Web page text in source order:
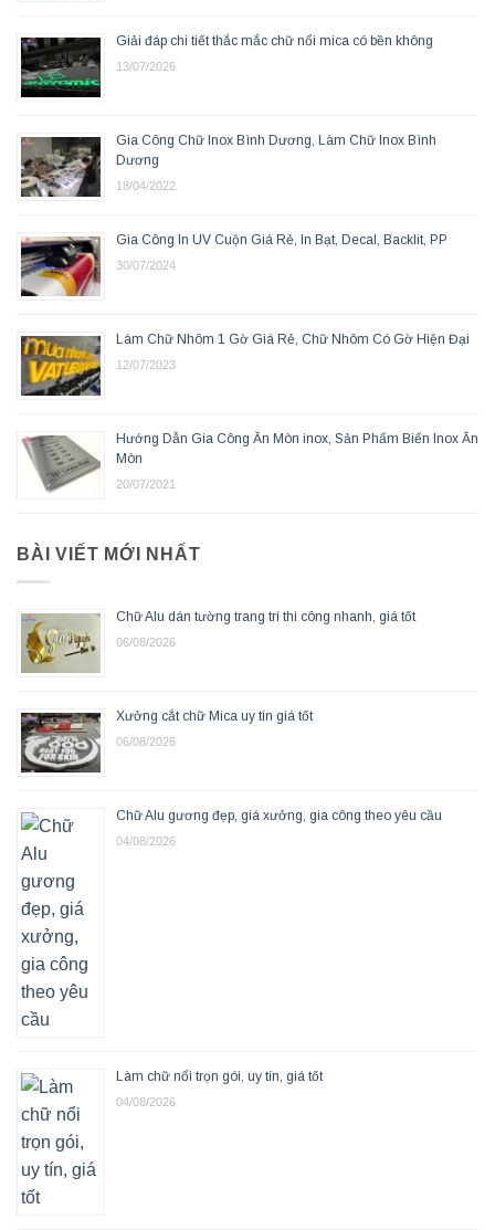
Giải đáp chi tiết thắc mắc chữ nổi mica có bền không
13/07/2026
Gia Công Chữ Inox Bình Dương, Làm Chữ Inox Bình
Dương
18/04/2022
Gia Công In UV Cuộn Giá Rẻ, In Bạt, Decal, Backlit, PP
30/07/2024
Làm Chữ Nhôm 1 Gờ Giá Rẻ, Chữ Nhôm Có Gờ Hiện Đại
12/07/2023
Hướng Dẫn Gia Công Ăn Mòn inox, Sản Phẩm Biển Inox Ăn
Mòn
20/07/2021
BÀI VIẾT MỚI NHẤT
Chữ Alu dán tường trang trí thi công nhanh, giá tốt
06/08/2026
Xưởng cắt chữ Mica uy tín giá tốt
06/08/2026
Chữ Alu gương đẹp, giá xưởng, gia công theo yêu cầu
04/08/2026
Làm chữ nổi trọn gói, uy tín, giá tốt
04/08/2026